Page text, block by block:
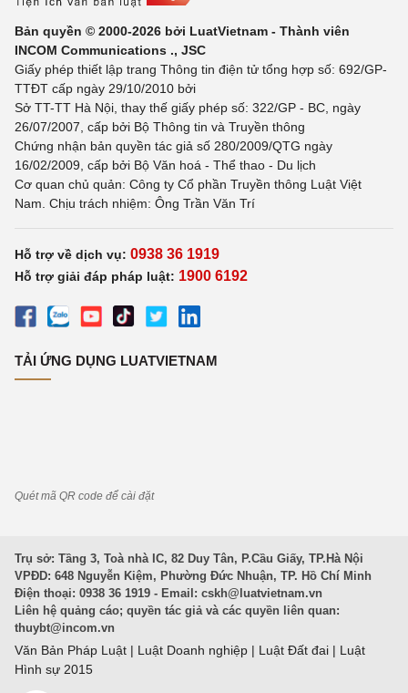
Bản quyền © 2000-2026 bởi LuatVietnam - Thành viên
INCOM Communications ., JSC
Giấy phép thiết lập trang Thông tin điện tử tổng hợp số: 692/GP-
TTĐT cấp ngày 29/10/2010 bởi
Sở TT-TT Hà Nội, thay thế giấy phép số: 322/GP - BC, ngày
26/07/2007, cấp bởi Bộ Thông tin và Truyền thông
Chứng nhận bản quyền tác giả số 280/2009/QTG ngày
16/02/2009, cấp bởi Bộ Văn hoá - Thể thao - Du lịch
Cơ quan chủ quản: Công ty Cổ phần Truyền thông Luật Việt
Nam. Chịu trách nhiệm: Ông Trần Văn Trí
Hỗ trợ về dịch vụ: 0938 36 1919
Hỗ trợ giải đáp pháp luật: 1900 6192
TẢI ỨNG DỤNG LUATVIETNAM
Quét mã QR code để cài đặt
Trụ sở: Tầng 3, Toà nhà IC, 82 Duy Tân, P.Cầu Giấy, TP.Hà Nội
VPĐD: 648 Nguyễn Kiệm, Phường Đức Nhuận, TP. Hồ Chí Minh
Điện thoại: 0938 36 1919 - Email: cskh@luatvietnam.vn
Liên hệ quảng cáo; quyền tác giả và các quyền liên quan:
thuybt@incom.vn
Văn Bản Pháp Luật | Luật Doanh nghiệp | Luật Đất đai | Luật
Hình sự 2015